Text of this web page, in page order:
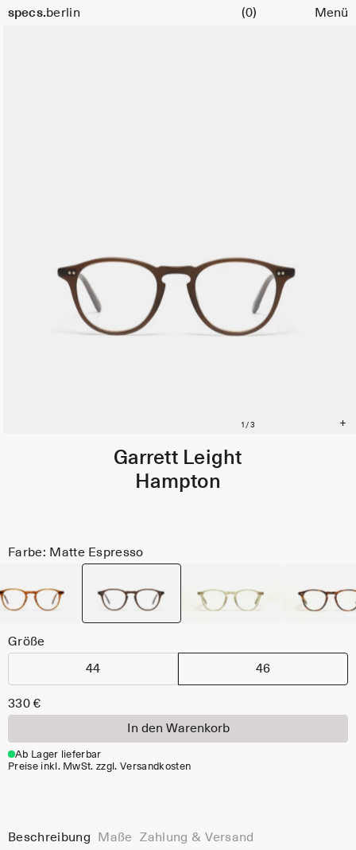
specs.berlin
Warenkorb (0) Menü
Garrett Leight
Hampton
Farbe: Matte Espresso
Größe
44 46
330 €
In den Warenkorb
Ab Lager lieferbar
Preise inkl. MwSt. zzgl. Versandkosten
Beschreibung Maße Zahlung & Versand